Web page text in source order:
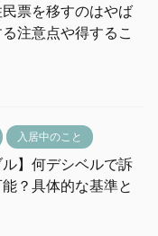
票を移すのはやば
注意点や得するこ
入居中のこと
ル】何デシベルで訴
？具体的な基準と